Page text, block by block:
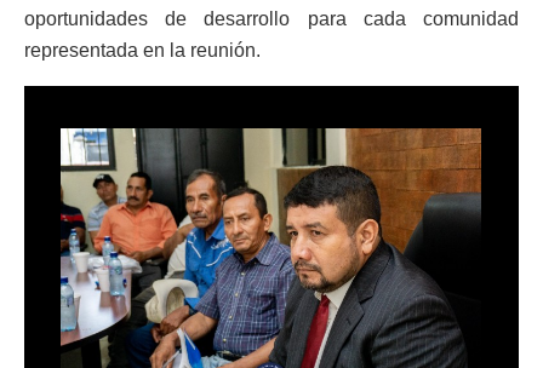
oportunidades de desarrollo para cada comunidad
representada en la reunión.